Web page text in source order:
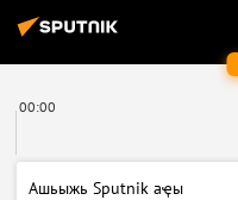
00:00
Ашьыжь Sputnik аҿы